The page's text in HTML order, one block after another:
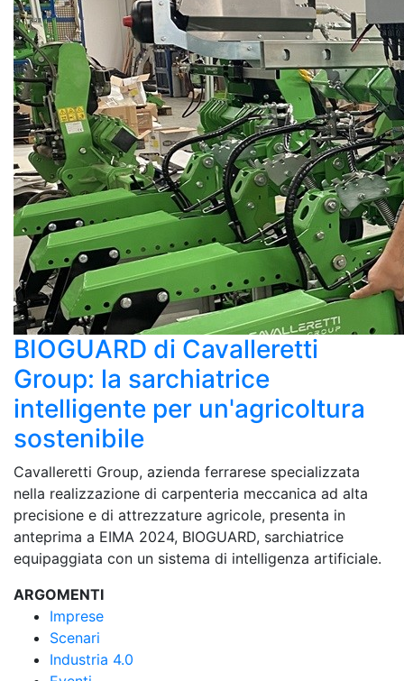
BIOGUARD di Cavalleretti
Group: la sarchiatrice
intelligente per un'agricoltura
sostenibile
Cavalleretti Group, azienda ferrarese specializzata
nella realizzazione di carpenteria meccanica ad alta
precisione e di attrezzature agricole, presenta in
anteprima a EIMA 2024, BIOGUARD, sarchiatrice
equipaggiata con un sistema di intelligenza artificiale.
ARGOMENTI
Imprese
Scenari
Industria 4.0